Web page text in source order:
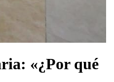
«¿Por qué